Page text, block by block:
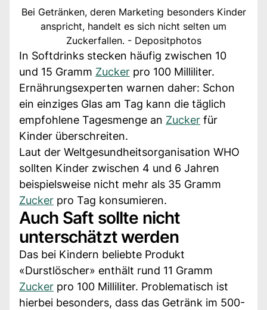
Bei Getränken, deren Marketing besonders Kinder
anspricht, handelt es sich nicht selten um
Zuckerfallen. - Depositphotos
In Softdrinks stecken häufig zwischen 10
und 15 Gramm Zucker pro 100 Milliliter.
Ernährungsexperten warnen daher: Schon
ein einziges Glas am Tag kann die täglich
empfohlene Tagesmenge an Zucker für
Kinder überschreiten.
Laut der Weltgesundheitsorganisation WHO
sollten Kinder zwischen 4 und 6 Jahren
beispielsweise nicht mehr als 35 Gramm
Zucker pro Tag konsumieren.
Auch Saft sollte nicht
unterschätzt werden
Das bei Kindern beliebte Produkt
«Durstlöscher» enthält rund 11 Gramm
Zucker pro 100 Milliliter. Problematisch ist
hierbei besonders, dass das Getränk im 500-